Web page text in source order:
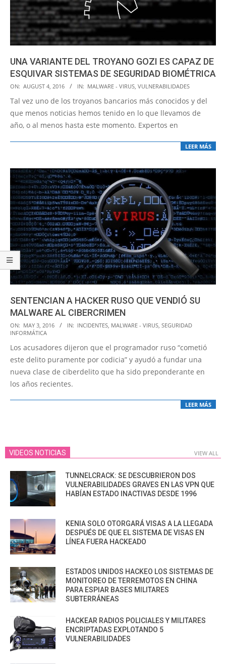
UNA VARIANTE DEL TROYANO GOZI ES CAPAZ DE
ESQUIVAR SISTEMAS DE SEGURIDAD BIOMÉTRICA
2016-
08-
04
ON: AUGUST 4, 2016 IN: MALWARE - VIRUS, VULNERABILIDADES
Tal vez uno de los troyanos bancarios más conocidos y del
que menos noticias hemos tenido en lo que llevamos de
año, o al menos hasta este momento. Expertos en
LEER MÁS
SENTENCIAN A HACKER RUSO QUE VENDIÓ SU
MALWARE AL CIBERCRIMEN
2016-
05-
03
ON: MAY 3, 2016 IN: INCIDENTES MALWARE - VIRUS SEGURIDAD
INFORMÁTICA
Los acusadores dijeron que el programador ruso “cometió
este delito puramente por codicia” y ayudó a fundar una
nueva clase de ciberdelito que ha sido preponderante en
los años recientes.
LEER MÁS
VIDEOS NOTICIAS VIEW ALL
TUNNELCRACK: SE DESCUBRIERON DOS
VULNERABILIDADES GRAVES EN LAS VPN QUE
HABÍAN ESTADO INACTIVAS DESDE 1996
KENIA SOLO OTORGARÁ VISAS A LA LLEGADA
DESPUÉS DE QUE EL SISTEMA DE VISAS EN
LÍNEA FUERA HACKEADO
ESTADOS UNIDOS HACKEO LOS SISTEMAS DE
MONITOREO DE TERREMOTOS EN CHINA
PARA ESPIAR BASES MILITARES
SUBTERRÁNEAS
HACKEAR RADIOS POLICIALES Y MILITARES
ENCRIPTADAS EXPLOTANDO 5
VULNERABILIDADES